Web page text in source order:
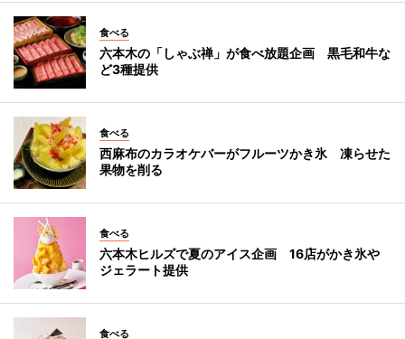
食べる
六本木の「しゃぶ禅」が食べ放題企画 黒毛和牛な
ど3種提供
食べる
西麻布のカラオケバーがフルーツかき氷 凍らせた
果物を削る
食べる
六本木ヒルズで夏のアイス企画 16店がかき氷や
ジェラート提供
食べる